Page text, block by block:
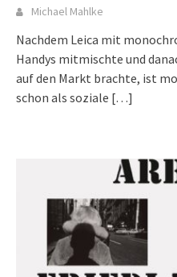
Michael Mahlke
Nachdem Leica mit
Handys mitmischte und
auf den Markt brachte, ist
schon als soziale […]